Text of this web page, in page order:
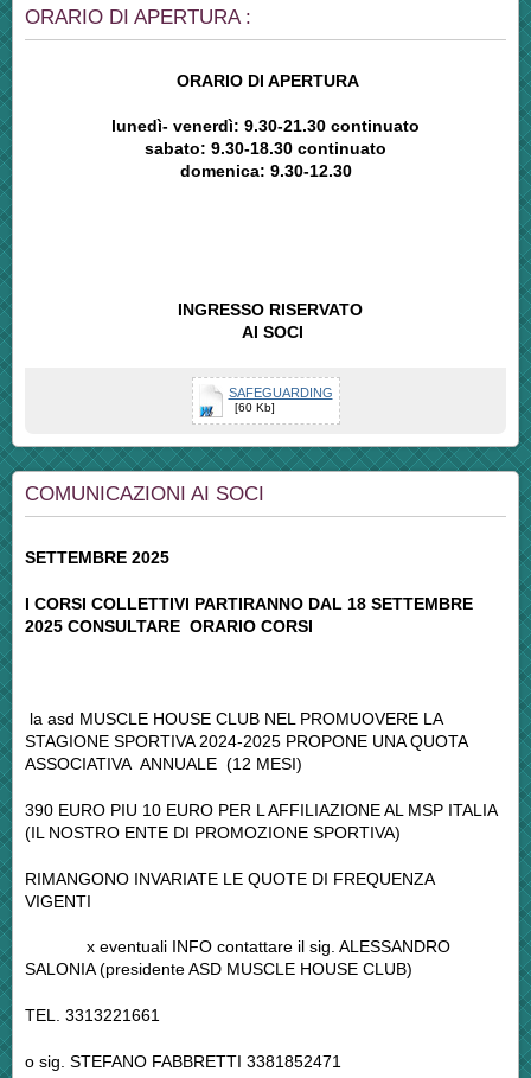
ORARIO DI APERTURA :
ORARIO DI APERTURA
lunedì- venerdì: 9.30-21.30 continuato
sabato: 9.30-18.30 continuato
domenica: 9.30-12.30
INGRESSO RISERVATO
AI SOCI
SAFEGUARDING
[60 Kb]
COMUNICAZIONI AI SOCI
SETTEMBRE 2025
I CORSI COLLETTIVI PARTIRANNO DAL 18 SETTEMBRE
2025 CONSULTARE ORARIO CORSI
la asd MUSCLE HOUSE CLUB NEL PROMUOVERE LA
STAGIONE SPORTIVA 2024-2025 PROPONE UNA QUOTA
ASSOCIATIVA ANNUALE (12 MESI)
390 EURO PIU 10 EURO PER L AFFILIAZIONE AL MSP ITALIA
(IL NOSTRO ENTE DI PROMOZIONE SPORTIVA)
RIMANGONO INVARIATE LE QUOTE DI FREQUENZA
VIGENTI
x eventuali INFO contattare il sig. ALESSANDRO
SALONIA (presidente ASD MUSCLE HOUSE CLUB)
TEL. 3313221661
o sig. STEFANO FABBRETTI 3381852471